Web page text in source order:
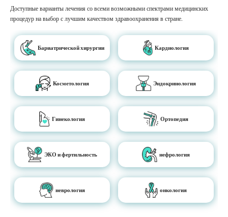
Доступные варианты лечения со всеми возможными спектрами медицинских
процедур на выбор с лучшим качеством здравоохранения в стране.
Бариатрической хирургии Кардиология
Косметология Эндокринология
Гинекология Ортопедия
ЭКО и фертильность нефрология
неврология онкология